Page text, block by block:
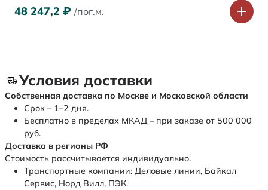
48 247,2 ₽ /пог.м.
Условия доставки
Собственная доставка по Москве и Московской области
Срок – 1–2 дня.
Бесплатно в пределах МКАД – при заказе от 500 000
руб.
Доставка в регионы РФ
Стоимость рассчитывается индивидуально.
Транспортные компании: Деловые линии, Байкал
Сервис, Норд Вилл, ПЭК.